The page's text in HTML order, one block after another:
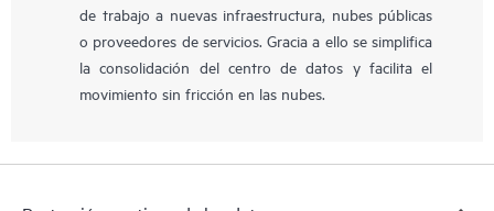
de trabajo a nuevas infraestructura, nubes públicas
o proveedores de servicios. Gracia a ello se simplifica
la consolidación del centro de datos y facilita el
movimiento sin fricción en las nubes.